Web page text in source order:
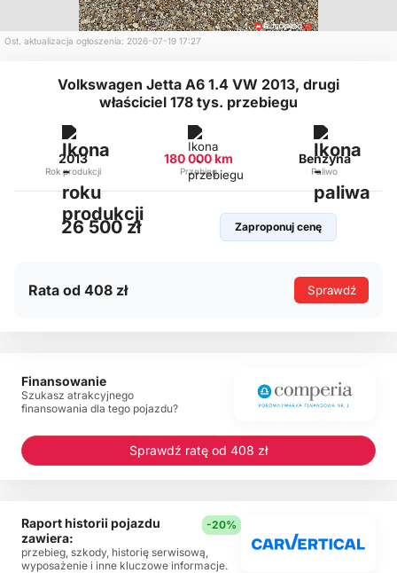
Ost. aktualizacja ogłoszenia: 2026-07-19 17:27
Volkswagen Jetta A6 1.4 VW 2013, drugi
właściciel 178 tys. przebiegu
2013
Rok produkcji
180 000 km
Przebieg
Benzyna
Paliwo
26 500 zł Zaproponuj cenę
Rata od 408 zł Sprawdź
Finansowanie
Szukasz atrakcyjnego
finansowania dla tego pojazdu?
Sprawdź ratę od 408 zł
Raport historii pojazdu
zawiera:
-20%
przebieg, szkody, historię serwisową,
wyposażenie i inne kluczowe informacje.